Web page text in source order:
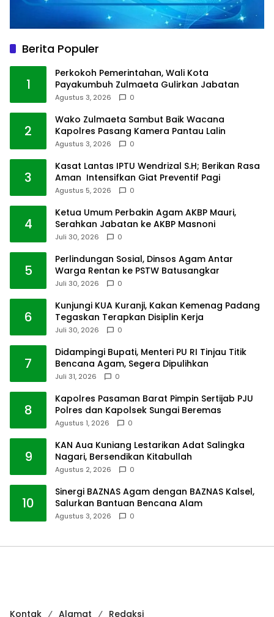
Berita Populer
1
Perkokoh Pemerintahan, Wali Kota
Payakumbuh Zulmaeta Gulirkan Jabatan
Agustus 3, 2026 0
2
Wako Zulmaeta Sambut Baik Wacana
Kapolres Pasang Kamera Pantau Lalin
Agustus 3, 2026 0
3
Kasat Lantas IPTU Wendrizal S.H; Berikan Rasa
Aman Intensifkan Giat Preventif Pagi
Agustus 5, 2026 0
4
Ketua Umum Perbakin Agam AKBP Mauri,
Serahkan Jabatan ke AKBP Masnoni
Juli 30, 2026 0
5
Perlindungan Sosial, Dinsos Agam Antar
Warga Rentan ke PSTW Batusangkar
Juli 30, 2026 0
6
Kunjungi KUA Kuranji, Kakan Kemenag Padang
Tegaskan Terapkan Disiplin Kerja
Juli 30, 2026 0
7
Didampingi Bupati, Menteri PU RI Tinjau Titik
Bencana Agam, Segera Dipulihkan
Juli 31, 2026 0
8
Kapolres Pasaman Barat Pimpin Sertijab PJU
Polres dan Kapolsek Sungai Beremas
Agustus 1, 2026 0
9
KAN Aua Kuniang Lestarikan Adat Salingka
Nagari, Bersendikan Kitabullah
Agustus 2, 2026 0
10
Sinergi BAZNAS Agam dengan BAZNAS Kalsel,
Salurkan Bantuan Bencana Alam
Agustus 3, 2026 0
Kontak Alamat Redaksi